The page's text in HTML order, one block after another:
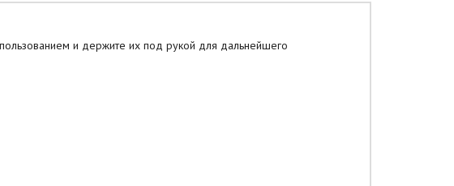
и держите их под рукой для дальнейшего